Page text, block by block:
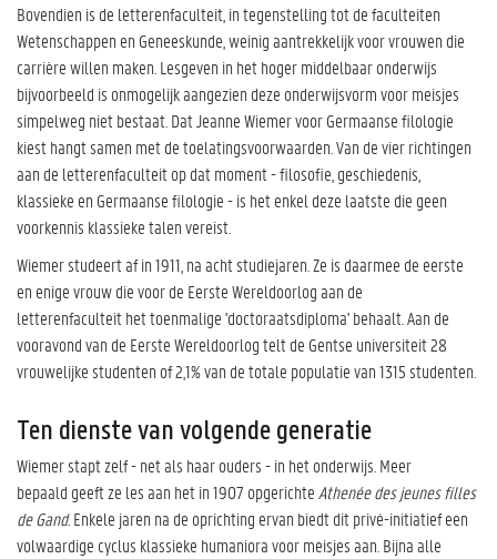
Bovendien is de letterenfaculteit, in tegenstelling tot de faculteiten
Wetenschappen en Geneeskunde, weinig aantrekkelijk voor vrouwen die
carrière willen maken. Lesgeven in het hoger middelbaar onderwijs
bijvoorbeeld is onmogelijk aangezien deze onderwijsvorm voor meisjes
simpelweg niet bestaat. Dat Jeanne Wiemer voor Germaanse filologie
kiest hangt samen met de toelatingsvoorwaarden. Van de vier richtingen
aan de letterenfaculteit op dat moment - filosofie, geschiedenis,
klassieke en Germaanse filologie - is het enkel deze laatste die geen
voorkennis klassieke talen vereist.
Wiemer studeert af in 1911, na acht studiejaren. Ze is daarmee de eerste
en enige vrouw die voor de Eerste Wereldoorlog aan de
letterenfaculteit het toenmalige 'doctoraatsdiploma' behaalt. Aan de
vooravond van de Eerste Wereldoorlog telt de Gentse universiteit 28
vrouwelijke studenten of 2,1% van de totale populatie van 1315 studenten.
Ten dienste van volgende generatie
Wiemer stapt zelf - net als haar ouders - in het onderwijs. Meer
bepaald geeft ze les aan het in 1907 opgerichteAthenée des jeunes filles
de Gand.Enkele jaren na de oprichting ervan biedt dit privé-initiatief een
volwaardige cyclus klassieke humaniora voor meisjes aan. Bijna alle